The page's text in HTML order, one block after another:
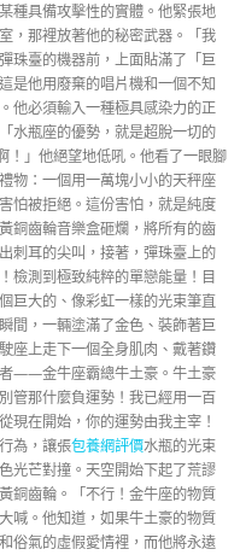
種具備攻擊性的實體。他緊張地
，那裡放著他的秘密武器。「我
珠臺的機器前，上面貼滿了「巨
是他用廢棄的唱片機和一個不知
他必須輸入一種極具感染力的正
水瓶座的優勢，就是超脫一切的
！」他絕望地低吼。他看了一眼腳
物：一個用一萬塊小小的天秤座
怕被拒絕。這份害怕，就是純度
銅齒輪音樂盒砸爛，將所有的齒
刺耳的尖叫，接著，彈珠臺上的
檢測到極致純粹的單戀能量！目
巨大的、像彩虹一樣的光束筆直
間，一輛塗滿了金色、裝飾著巨
座上走下一個全身肌肉、戴著鑽
——金牛座霸總牛土豪。牛土豪
管那什麼負運勢！我已經用一百
現在開始，你的運勢由我主宰！
為，讓張包養網評價水瓶的光束
光芒對撞。天空開始下起了荒謬
銅齒輪。「不行！金牛座的物質
喊。他知道，如果牛土豪的物質
俗氣的虛假愛情裡，而他將永遠